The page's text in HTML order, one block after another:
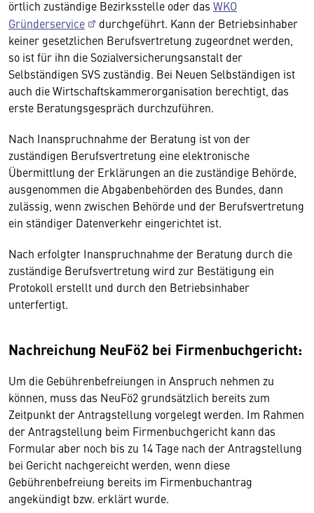
örtlich zuständige Bezirksstelle oder das WKO
Gründerservice
durchgeführt. Kann der Betriebsinhaber
keiner gesetzlichen Berufsvertretung zugeordnet werden,
so ist für ihn die Sozialversicherungsanstalt der
Selbständigen SVS zuständig. Bei Neuen Selbständigen ist
auch die Wirtschafts­kammerorganisation berechtigt, das
erste Beratungsgespräch durchzuführen.
Nach Inanspruchnahme der Beratung ist von der
zuständigen Berufsvertretung eine elektronische
Übermittlung der Erklärungen an die zuständige Behörde,
ausgenommen die Abgabenbehörden des Bundes, dann
zulässig, wenn zwischen Behörde und der Berufsvertretung
ein ständiger Datenverkehr eingerichtet ist.
Nach erfolgter Inanspruchnahme der Beratung durch die
zuständige Berufsvertretung wird zur Bestätigung ein
Protokoll erstellt und durch den Betriebsinhaber
unterfertigt.
Nachreichung NeuFö2 bei Firmenbuchgericht:
Um die Gebührenbefreiungen in Anspruch nehmen zu
können, muss das NeuFö2 grundsätzlich bereits zum
Zeitpunkt der Antragstellung vorgelegt werden. Im Rahmen
der Antragstellung beim Firmenbuchgericht kann das
Formular aber noch bis zu 14 Tage nach der Antragstellung
bei Gericht nachgereicht werden, wenn diese
Gebührenbefreiung bereits im Firmenbuchantrag
angekündigt bzw. erklärt wurde.